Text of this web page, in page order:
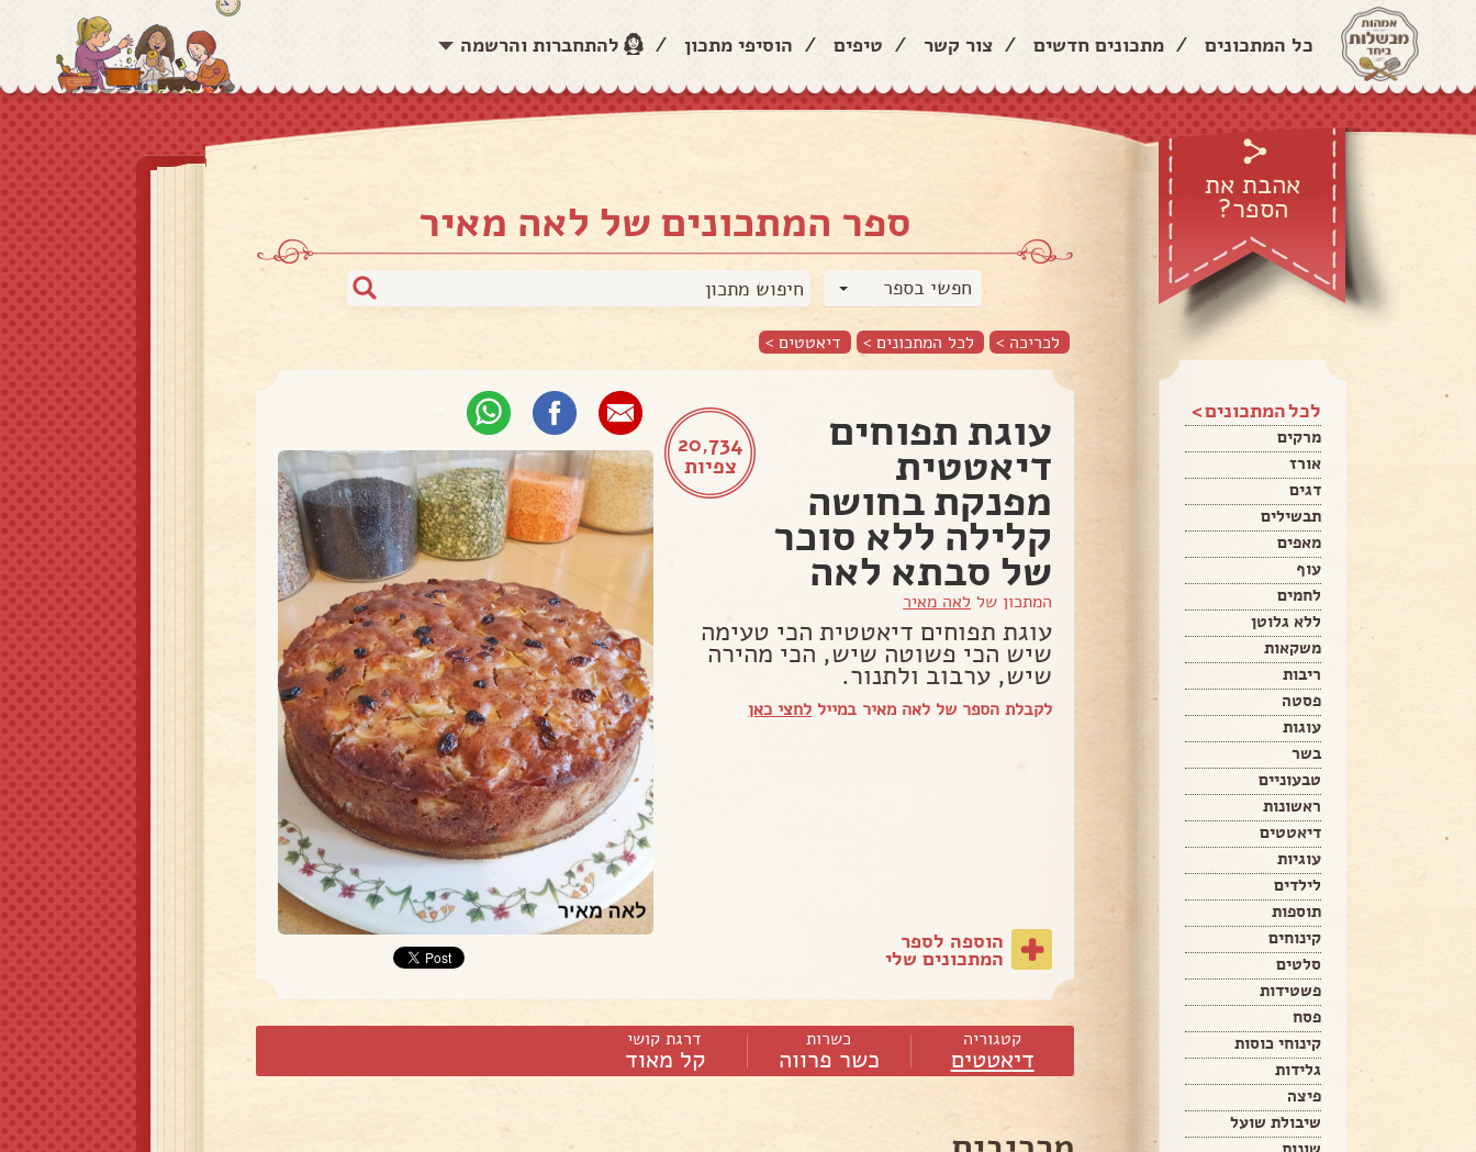
כל המתכונים / מתכונים חדשים / צור קשר / טיפים / הוסיפי מתכון / להתחברות והרשמה
אהבת את
הספר?
לכל המתכונים >
מרקים
אורז
דגים
תבשילים
מאפים
עוף
לחמים
ללא גלוטן
משקאות
ריבות
פסטה
עוגות
בשר
טבעוניים
ראשונות
דיאטטים
עוגיות
לילדים
תוספות
קינוחים
סלטים
פשטידות
פסח
קינוחי כוסות
גלידות
פיצה
שיבולת שועל
ספר המתכונים של לאה מאיר
חפשי בספר
לכריכה > לכל המתכונים > דיאטטים >
20,734
צפיות
עוגת תפוחים
דיאטטית
מפנקת בחושה
קלילה ללא סוכר
של סבתא לאה
המתכון של לאה מאיר
עוגת תפוחים דיאטטית הכי טעימה
שיש הכי פשוטה שיש, הכי מהירה
שיש, ערבוב ולתנור.
לקבלת הספר של לאה מאיר במייל לחצי כאן
הוספה לספר
המתכונים שלי
קטגוריה
דיאטטים
כשרות
כשר פרווה
דרגת קושי
קל מאוד